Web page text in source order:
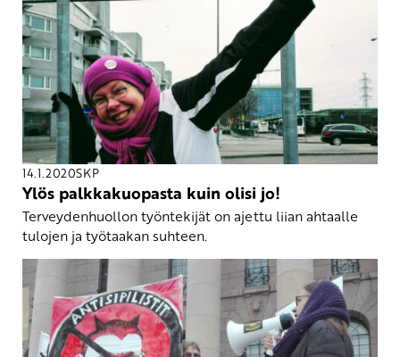
14.1.2020SKP
Ylös palkkakuopasta kuin olisi jo!
Terveydenhuollon työntekijät on ajettu liian ahtaalle
tulojen ja työtaakan suhteen.